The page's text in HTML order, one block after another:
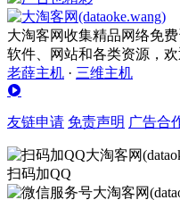
大淘客网收集精品网络免
软件、网站和各类资源，
老薛主机 · 三维主机
友链申请 免责声明 广告合
扫码加QQ